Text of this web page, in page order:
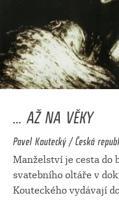
... AŽ NA VĚKY
Pavel Koutecký / Česká
Manželství je cesta do
svatebního oltáře v
Kouteckého vydávají